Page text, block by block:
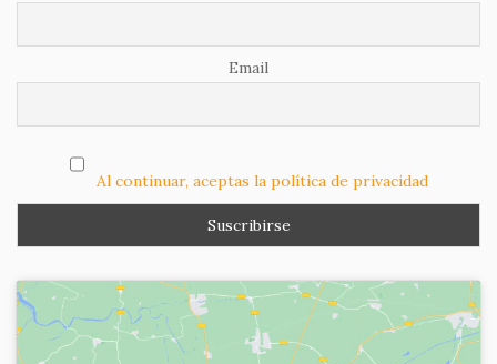
Email
Al continuar, aceptas la política de privacidad